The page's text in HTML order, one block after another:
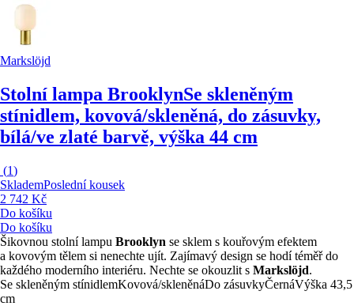
Markslöjd
Stolní lampa BrooklynSe skleněným
stínidlem, kovová/skleněná, do zásuvky,
bílá/ve zlaté barvě, výška 44 cm
(1)
SklademPoslední kousek
2 742 Kč
Do košíku
Do košíku
Šikovnou stolní lampu Brooklyn se sklem s kouřovým efektem
a kovovým tělem si nenechte ujít. Zajímavý design se hodí téměř do
každého moderního interiéru. Nechte se okouzlit s Markslöjd.
Se skleněným stínidlemKovová/skleněnáDo zásuvkyČernáVýška 43,5
cm